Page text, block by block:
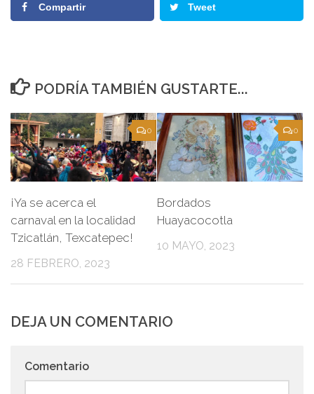
Compartir Tweet
PODRÍA TAMBIÉN GUSTARTE...
0
¡Ya se acerca el
carnaval en la localidad
Tzicatlán, Texcatepec!
28 FEBRERO, 2023
0
Bordados
Huayacocotla
10 MAYO, 2023
DEJA UN COMENTARIO
Comentario